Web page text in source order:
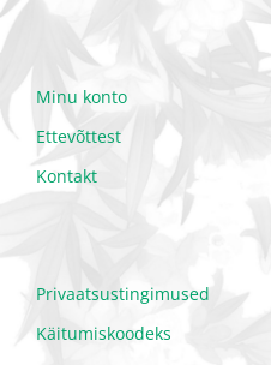
Minu konto
Ettevõttest
Kontakt
Privaatsustingimused
Käitumiskoodeks